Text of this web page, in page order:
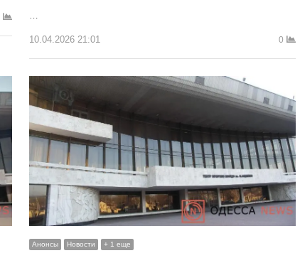
10.04.2026 21:01 0
Анонсы Новости + 1 еще